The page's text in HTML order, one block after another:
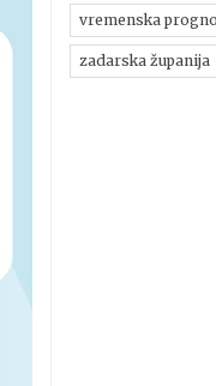
vremenska
zadarska županija